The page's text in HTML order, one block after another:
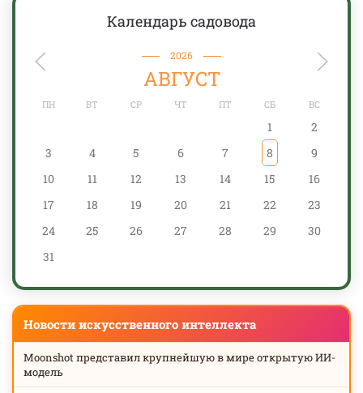
Календарь садовода
2026
АВГУСТ
ПН ВТ СР ЧТ ПТ СБ ВС
1
2
3
4 5 6 7 8
9
10
11 12 13 14 15
16
17
18 19 20 21 22
23
24
25 26 27 28 29
30
31
Новости искусственного интеллекта
Moonshot представил крупнейшую в мире открытую ИИ-
модель